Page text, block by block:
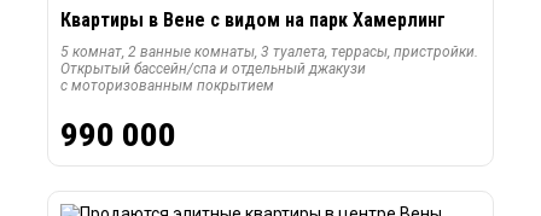
Квартиры в Вене с видом на парк Хамерлинг
5 комнат, 2 ванные комнаты, 3 туалета, террасы, пристройки.
Открытый бассейн/спа и отдельный джакузи
с моторизованным покрытием
990 000